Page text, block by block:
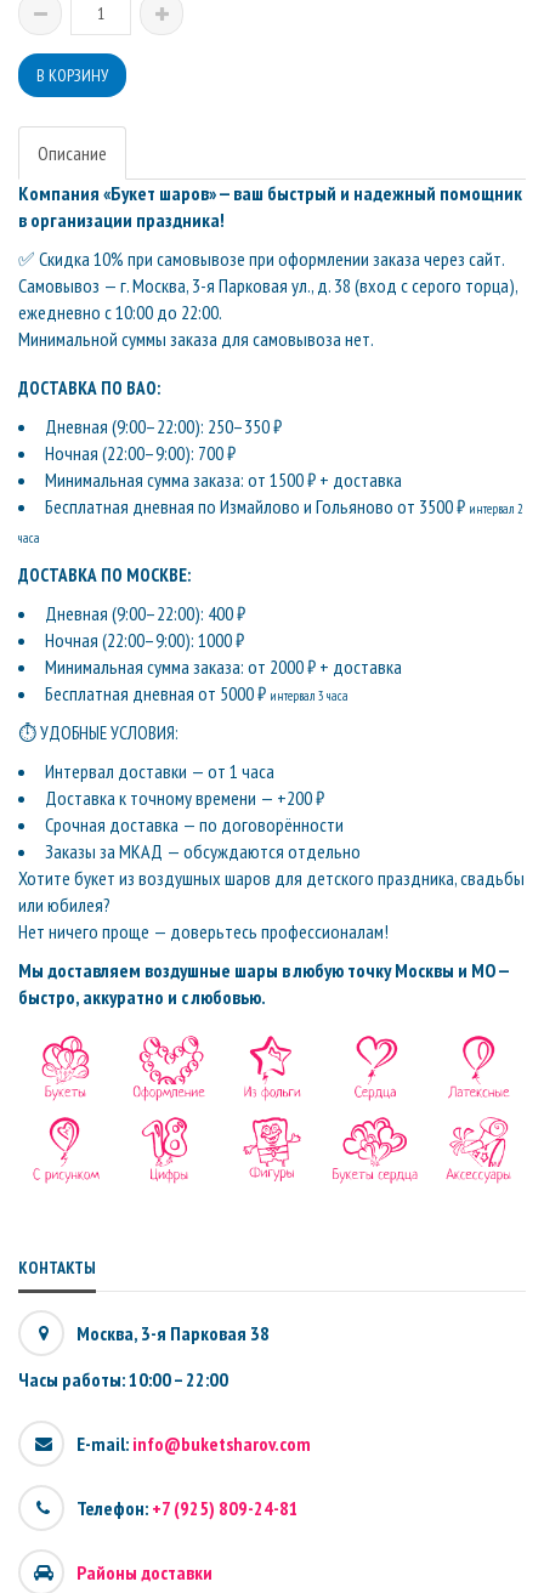
Описание
Компания «Букет шаров» — ваш быстрый и надежный помощник
в организации праздника!
✅ Скидка 10% при самовывозе при оформлении заказа через сайт.
Самовывоз — г. Москва, 3-я Парковая ул., д. 38 (вход с серого торца),
ежедневно с 10:00 до 22:00.
Минимальной суммы заказа для самовывоза нет.
ДОСТАВКА ПО ВАО:
Дневная (9:00–22:00): 250–350 ₽
Ночная (22:00–9:00): 700 ₽
Минимальная сумма заказа: от 1500 ₽ + доставка
Бесплатная дневная по Измайлово и Гольяново от 3500 ₽ интервал 2
часа
ДОСТАВКА ПО МОСКВЕ:
Дневная (9:00–22:00): 400 ₽
Ночная (22:00–9:00): 1000 ₽
Минимальная сумма заказа: от 2000 ₽ + доставка
Бесплатная дневная от 5000 ₽ интервал 3 часа
⏱ УДОБНЫЕ УСЛОВИЯ:
Интервал доставки — от 1 часа
Доставка к точному времени — +200 ₽
Срочная доставка — по договорённости
Заказы за МКАД — обсуждаются отдельно
Хотите букет из воздушных шаров для детского праздника, свадьбы
или юбилея?
Нет ничего проще — доверьтесь профессионалам!
Мы доставляем воздушные шары в любую точку Москвы и МО —
быстро, аккуратно и с любовью.
КОНТАКТЫ
Москва, 3-я Парковая 38
Часы работы: 10:00 – 22:00
E-mail: info@buketsharov.com
Телефон: +7 (925) 809-24-81
Районы доставки